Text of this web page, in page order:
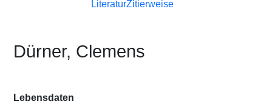
LiteraturZitierweise
Dürner, Clemens
Lebensdaten